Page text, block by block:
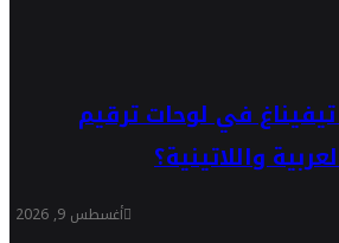
في لوحات ترقيم
واللاتينية؟
أغسطس 9, 2026